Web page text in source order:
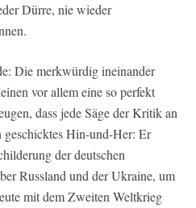
Dürre, nie wieder
Die merkwürdig ineinander
vor allem eine so perfekt
dass jede Säge der Kritik an
geschicktes Hin-und-Her: Er
der deutschen
Russland und der Ukraine, um
mit dem Zweiten Weltkrieg